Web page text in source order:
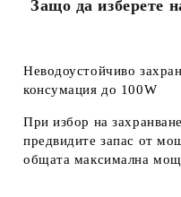
Защо да изберете
Неводоустойчиво
консумация до 100W
При избор на
предвидите запас от
общата максимална